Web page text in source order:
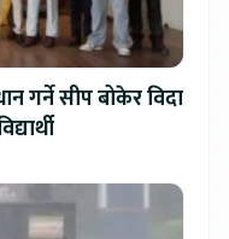
गर्ने सीप बोकेर विदा